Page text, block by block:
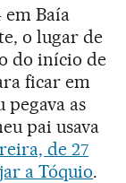
em Baía
o lugar de
do início de
ficar em
as
pai usava
de 27
a Tóquio.